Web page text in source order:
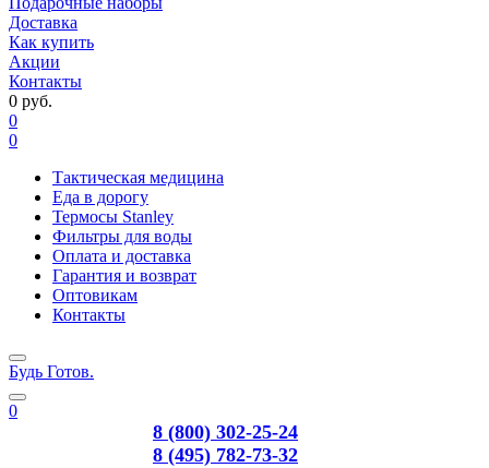
Доставка
Как купить
Акции
Контакты
0 руб.
0
0
Тактическая медицина
Еда в дорогу
Термосы Stanley
Фильтры для воды
Оплата и доставка
Гарантия и возврат
Оптовикам
Контакты
Будь Готов.
0
8 (800) 302-25-24
8 (495) 782-73-32